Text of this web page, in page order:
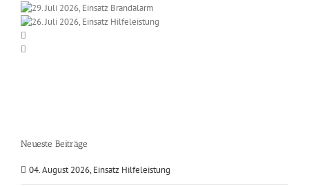
Neueste Beiträge
04. August 2026, Einsatz Hilfeleistung